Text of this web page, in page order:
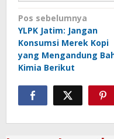
Navigasi
pos
Pos sebelumnya
YLPK Jatim: Jangan
Konsumsi Merek Kopi
yang Mengandung
Kimia Berikut